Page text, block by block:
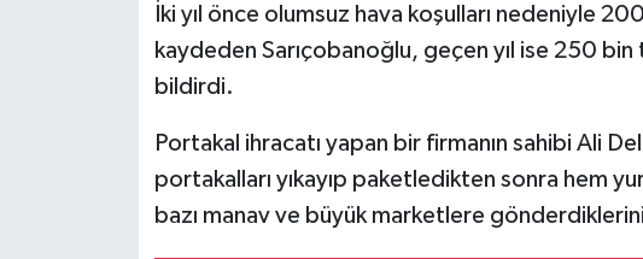
İki yıl önce olumsuz hava koşulları nedeniyle
kaydeden Sarıçobanoğlu, geçen yıl ise 250
bildirdi.
Portakal ihracatı yapan bir firmanın sahibi Ali
portakalları yıkayıp paketledikten sonra hem
bazı manav ve büyük marketlere